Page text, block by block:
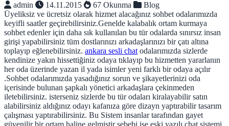
admin
14.11.2015 67 Okunma
Blog
Üyeliksiz ve ücretsiz olarak hizmet alacağınız sohbet odalarımızda
keyifli saatler geçirebilirsiniz.Genelde kalabalık ortam kurmaya
sohbet edenler için daha sık kullanılan bu tür odalarda sınırsız insan
girişi yapabilirsiniz tüm dostlarınızı arkadaşlarınızı bir çatı altına
toplayıp eğlenebilirsiniz. ankara sesli chat odalarımızda sizlerde
kendinize yakın hissettiğiniz odaya tıklayıp bu hizmetten yararlanın
her oda üzerinde yazan il yada isimler yeni farklı bir odaya açılır
.Sohbet odalarımızda yasadığınız sorun ve şikayetlerinizi oda
içerisinde bulunan şapkalı yönetici arkadaşlara çekinmeden
iletebilirsiniz. isterseniz sizlerde bu tür odaları kiralayabilir satın
alabilirsiniz aldığınız odayı kafanıza göre dizayn yaptırabilir tasarım
çalışması yaptırabilirsiniz. Bu Sistem insanlar tarafından gayet